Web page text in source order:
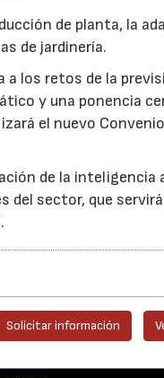
de planta, la
de jardinería.
los retos de la
y una ponencia
el nuevo
de la inteligencia
del sector, que
Solicitar información